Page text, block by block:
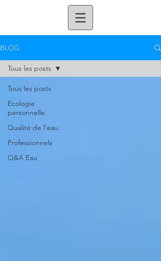
BLOG
Tous les posts
Ecologie
personnelle
Qualité de l'eau
Professionnels
Q&A Eau
Tous les posts